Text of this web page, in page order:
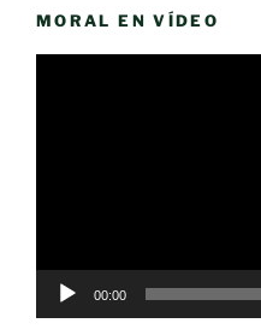
MORAL EN VÍDEO
00:00